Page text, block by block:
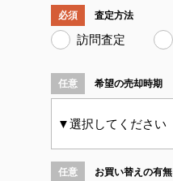
査定方法
訪問査定
希望の売却時期
お買い替えの有無